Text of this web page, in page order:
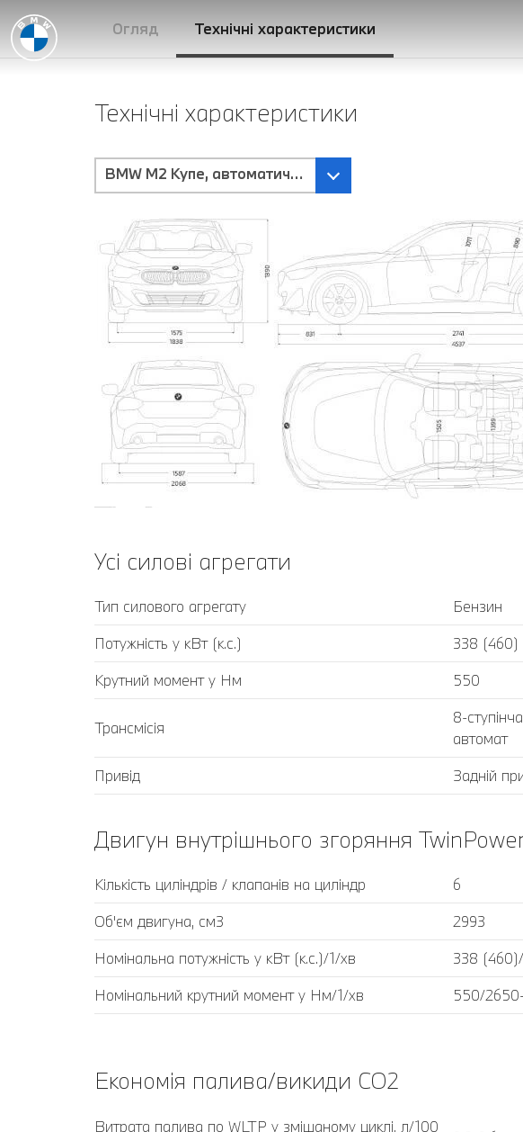
Огляд Технічні характеристики
Технічні характеристики
BMW M2 Купе, автоматична трансмісія
Усі силові агрегати
Тип силового агрегату
Бензин
Потужність у кВт (к.с.)
338 (460)
Крутний момент у Нм
550
Трансмісія
8-
автомат
Привід
Задній
Двигун внутрішнього згоряння
Кількість циліндрів / клапанів на циліндр
6
Об'єм двигуна, см3
2993
Номінальна потужність у кВт (к.с.)/1/хв
338
Номінальний крутний момент у Нм/1/хв
550/
Економія палива/викиди CO2
Витрата палива по WLTP у змішаному циклі, л/100